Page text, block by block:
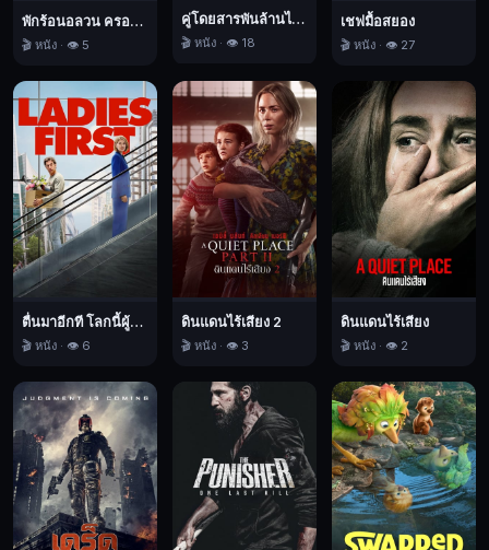
ขึ้น
ต้อง
ฝ่า
ความ
อันตราย
สุด
เสี่ยง
รับมือ
นิสัย
ลง
รอย
และ
เผชิญ
พักร้อนอลวน ครอบครัวอลเวง
🎬 หนัง · 👁️ 5
คู่โดยสารพันล้านไมล์
🎬 หนัง · 👁️ 18
เชฟมื้อสยอง
🎬 หนัง · 👁️ 27
ตื่นมาอีกที โลกนี้ผู้หญิงใหญ่
🎬 หนัง · 👁️ 6
ดินแดนไร้เสียง 2
🎬 หนัง · 👁️ 3
ดินแดนไร้เสียง
🎬 หนัง · 👁️ 2